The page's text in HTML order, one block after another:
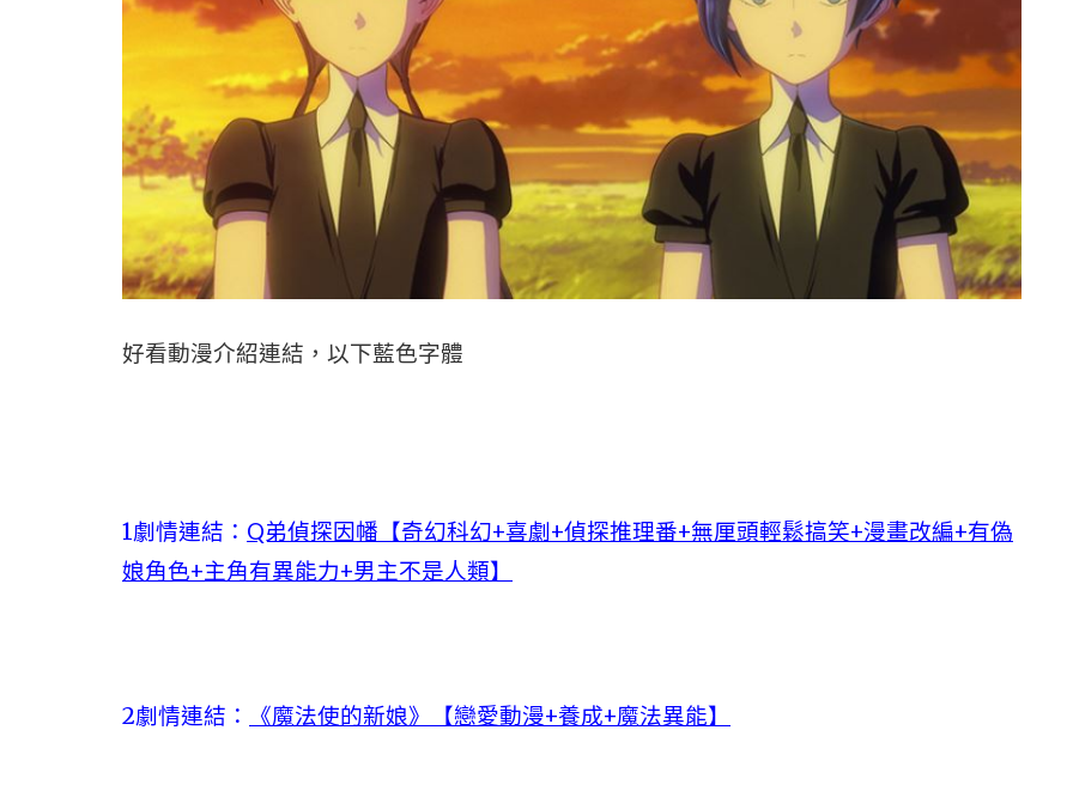
好看動漫介紹連結，以下藍色字體
1劇情連結： Q弟偵探因幡【奇幻科幻+喜劇+偵探推理番+無厘頭輕鬆搞笑+漫畫改編+有偽
娘角色+主角有異能力+男主不是人類】
2劇情連結： 《魔法使的新娘》【戀愛動漫+養成+魔法異能】